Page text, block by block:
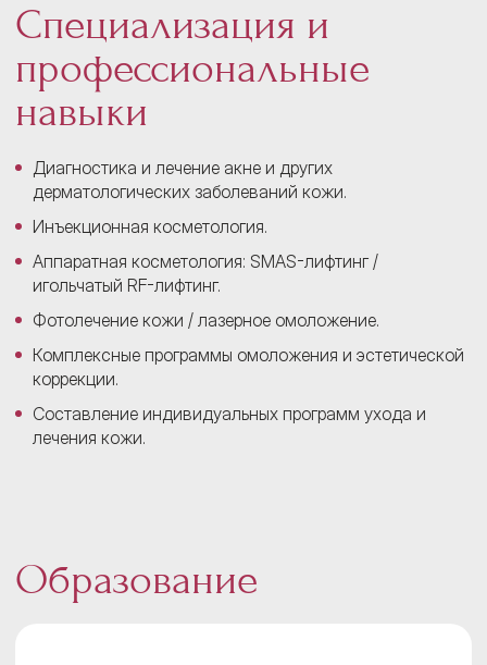
Специализация и
профессиональные
навыки
Диагностика и лечение акне и других
дерматологических заболеваний кожи.
Инъекционная косметология.
Аппаратная косметология: SMAS-лифтинг /
игольчатый RF-лифтинг.
Фотолечение кожи / лазерное омоложение.
Комплексные программы омоложения и эстетической
коррекции.
Составление индивидуальных программ ухода и
лечения кожи.
Образование